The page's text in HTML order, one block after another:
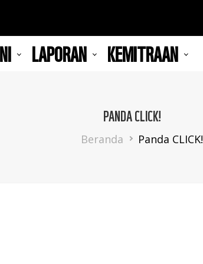
LAPORAN KEMITRAAN
PANDA CLICK!
Breadcrumb
Beranda Panda CLICK!